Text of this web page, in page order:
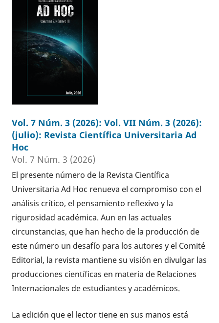
Vol. 7 Núm. 3 (2026): Vol. VII Núm. 3 (2026):
(julio): Revista Científica Universitaria Ad
Hoc
Vol. 7 Núm. 3 (2026)
El presente número de la Revista Científica
Universitaria Ad Hoc renueva el compromiso con el
análisis crítico, el pensamiento reflexivo y la
rigurosidad académica. Aun en las actuales
circunstancias, que han hecho de la producción de
este número un desafío para los autores y el Comité
Editorial, la revista mantiene su visión en divulgar las
producciones científicas en materia de Relaciones
Internacionales de estudiantes y académicos.
La edición que el lector tiene en sus manos está